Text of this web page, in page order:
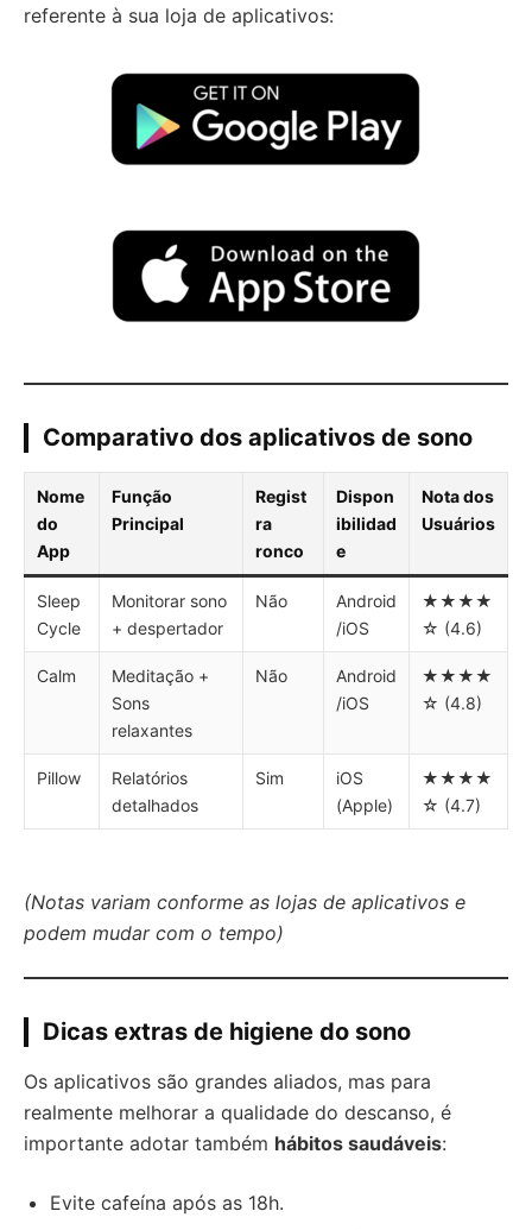
referente à sua loja de aplicativos:
Comparativo dos aplicativos de sono
Nome
do
App
Função
Principal
Regist
ra
ronco
Dispon
ibilidad
e
Nota dos
Usuários
Sleep
Cycle
Monitorar sono
+ despertador
Não
Android
/iOS
★★★★
☆ (4.6)
Calm
Meditação +
Sons
relaxantes
Não
Android
/iOS
★★★★
☆ (4.8)
Pillow
Relatórios
detalhados
Sim
iOS
(Apple)
★★★★
☆ (4.7)
(Notas variam conforme as lojas de aplicativos e
podem mudar com o tempo)
Dicas extras de higiene do sono
Os aplicativos são grandes aliados, mas para
realmente melhorar a qualidade do descanso, é
importante adotar também hábitos saudáveis:
Evite cafeína após as 18h.